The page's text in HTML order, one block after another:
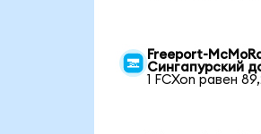
Freeport-
Сингапурский
1 FCXon равен